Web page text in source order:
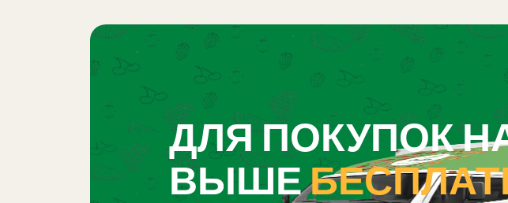
ДЛЯ ПОКУПОК НА
ВЫШЕ